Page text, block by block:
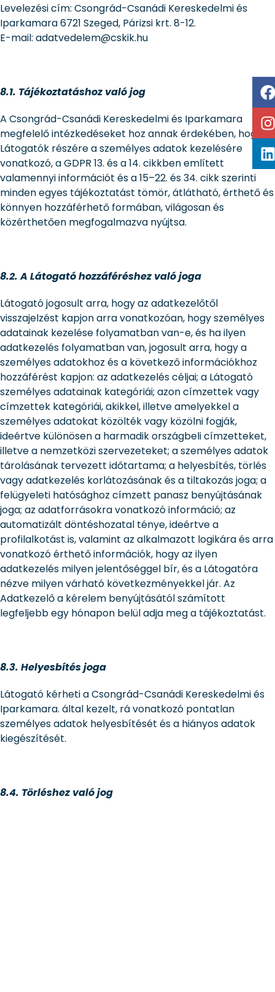
Levelezési cím: Csongrád-Csanádi Kereskedelmi és
Iparkamara 6721 Szeged, Párizsi krt. 8-12.
E-mail: adatvedelem@cskik.hu
8.1. Tájékoztatáshoz való jog
A Csongrád-Csanádi Kereskedelmi és Iparkamara
megfelelő intézkedéseket hoz annak érdekében, hogy a
Látogatók részére a személyes adatok kezelésére
vonatkozó, a GDPR 13. és a 14. cikkben említett
valamennyi információt és a 15–22. és 34. cikk szerinti
minden egyes tájékoztatást tömör, átlátható, érthető és
könnyen hozzáférhető formában, világosan és
közérthetően megfogalmazva nyújtsa.
8.2. A Látogató hozzáféréshez való joga
Látogató jogosult arra, hogy az adatkezelőtől
visszajelzést kapjon arra vonatkozóan, hogy személyes
adatainak kezelése folyamatban van-e, és ha ilyen
adatkezelés folyamatban van, jogosult arra, hogy a
személyes adatokhoz és a következő információkhoz
hozzáférést kapjon: az adatkezelés céljai; a Látogató
személyes adatainak kategóriái; azon címzettek vagy
címzettek kategóriái, akikkel, illetve amelyekkel a
személyes adatokat közölték vagy közölni fogják,
ideértve különösen a harmadik országbeli címzetteket,
illetve a nemzetközi szervezeteket; a személyes adatok
tárolásának tervezett időtartama; a helyesbítés, törlés
vagy adatkezelés korlátozásának és a tiltakozás joga; a
felügyeleti hatósághoz címzett panasz benyújtásának
joga; az adatforrásokra vonatkozó információ; az
automatizált döntéshozatal ténye, ideértve a
profilalkotást is, valamint az alkalmazott logikára és arra
vonatkozó érthető információk, hogy az ilyen
adatkezelés milyen jelentőséggel bír, és a Látogatóra
nézve milyen várható következményekkel jár. Az
Adatkezelő a kérelem benyújtásától számított
legfeljebb egy hónapon belül adja meg a tájékoztatást.
8.3. Helyesbítés joga
Látogató kérheti a Csongrád-Csanádi Kereskedelmi és
Iparkamara. által kezelt, rá vonatkozó pontatlan
személyes adatok helyesbítését és a hiányos adatok
kiegészítését.
8.4. Törléshez való jog